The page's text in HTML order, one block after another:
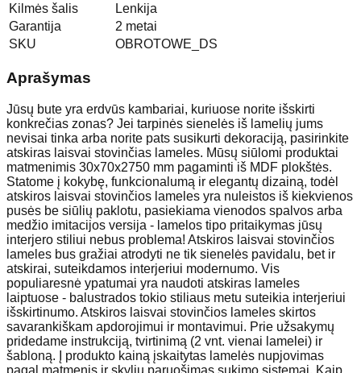
Kilmės šalis
Lenkija
Garantija
2 metai
SKU
OBROTOWE_DS
Aprašymas
Jūsų bute yra erdvūs kambariai, kuriuose norite išskirti
konkrečias zonas? Jei tarpinės sienelės iš lamelių jums
nevisai tinka arba norite pats susikurti dekoraciją, pasirinkite
atskiras laisvai stovinčias lameles. Mūsų siūlomi produktai
matmenimis 30x70x2750 mm pagaminti iš MDF plokštės.
Statome į kokybę, funkcionalumą ir elegantų dizainą, todėl
atskiros laisvai stovinčios lameles yra nuleistos iš kiekvienos
pusės be siūlių paklotu, pasiekiama vienodos spalvos arba
medžio imitacijos versija - lamelos tipo pritaikymas jūsų
interjero stiliui nebus problema! Atskiros laisvai stovinčios
lameles bus gražiai atrodyti ne tik sienelės pavidalu, bet ir
atskirai, suteikdamos interjeriui modernumo. Vis
populiaresnė ypatumai yra naudoti atskiras lameles
laiptuose - balustrados tokio stiliaus metu suteikia interjeriui
išskirtinumo. Atskiros laisvai stovinčios lameles skirtos
savarankiškam apdorojimui ir montavimui. Prie užsakymų
pridedame instrukciją, tvirtinimą (2 vnt. vienai lamelei) ir
šabloną. Į produkto kainą įskaitytas lamelės nupjovimas
pagal matmenis ir skylių paruošimas sukimo sistemai. Kaip